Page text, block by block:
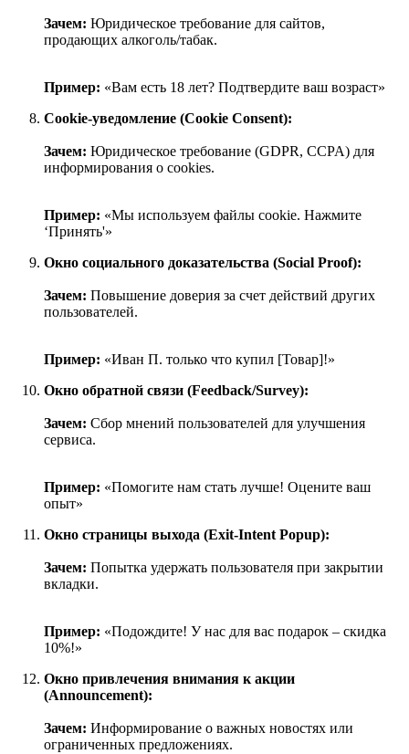
Зачем: Юридическое требование для сайтов,
продающих алкоголь/табак.
Пример: «Вам есть 18 лет? Подтвердите ваш возраст»
Cookie-уведомление (Cookie Consent):
Зачем: Юридическое требование (GDPR, CCPA) для
информирования о cookies.
Пример: «Мы используем файлы cookie. Нажмите
‘Принять'»
Окно социального доказательства (Social Proof):
Зачем: Повышение доверия за счет действий других
пользователей.
Пример: «Иван П. только что купил [Товар]!»
Окно обратной связи (Feedback/Survey):
Зачем: Сбор мнений пользователей для улучшения
сервиса.
Пример: «Помогите нам стать лучше! Оцените ваш
опыт»
Окно страницы выхода (Exit-Intent Popup):
Зачем: Попытка удержать пользователя при закрытии
вкладки.
Пример: «Подождите! У нас для вас подарок – скидка
10%!»
Окно привлечения внимания к акции
(Announcement):
Зачем: Информирование о важных новостях или
ограниченных предложениях.